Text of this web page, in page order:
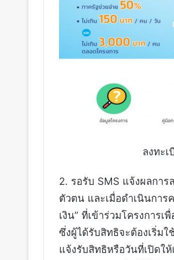
ลงทะ
2. รอรับ SMS แจ้งผลกา
ตัวตน และเมื่อดำเนินการ
เงิน” ที่เข้าร่วมโครงการ
ซึ่งผู้ได้รับสิทธิจะต้องเริ่ม
แจ้งรับสิทธิหรือวันที่เปิดใ